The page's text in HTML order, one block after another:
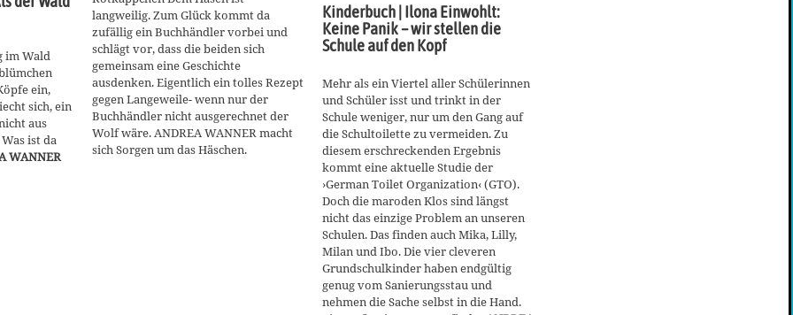
im Wald
ein,
sich, ein
aus
ist da
WANNER
langweilig. Zum Glück kommt da
zufällig ein Buchhändler vorbei und
schlägt vor, dass die beiden sich
gemeinsam eine Geschichte
ausdenken. Eigentlich ein tolles Rezept
gegen Langeweile- wenn nur der
Buchhändler nicht ausgerechnet der
Wolf wäre. ANDREA WANNER macht
sich Sorgen um das Häschen.
Kinderbuch | Ilona Einwohlt:
Keine Panik – wir stellen die
Schule auf den Kopf
Mehr als ein Viertel aller Schülerinnen
und Schüler isst und trinkt in der
Schule weniger, nur um den Gang auf
die Schultoilette zu vermeiden. Zu
diesem erschreckenden Ergebnis
kommt eine aktuelle Studie der
›German Toilet Organization‹ (GTO).
Doch die maroden Klos sind längst
nicht das einzige Problem an unseren
Schulen. Das finden auch Mika, Lilly,
Milan und Ibo. Die vier cleveren
Grundschulkinder haben endgültig
genug vom Sanierungsstau und
nehmen die Sache selbst in die Hand.